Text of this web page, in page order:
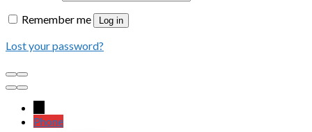
Remember me
Log in
Lost your password?
Phone